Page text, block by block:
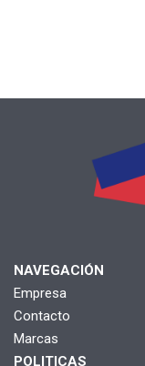
NAVEGACIÓN
Empresa
Contacto
Marcas
POLITICAS